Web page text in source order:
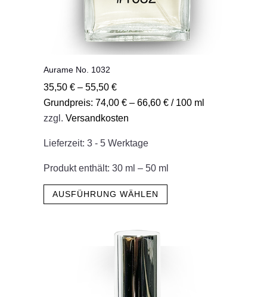
Aurame No. 1032
35,50€ –55,50€
Grundpreis:74,00€ –66,60€ / 100 ml
zzgl.Versandkosten
Lieferzeit:3 - 5 Werktage
Produkt enthält: 30 ml – 50 ml
AUSFÜHRUNG WÄHLEN
Dieses